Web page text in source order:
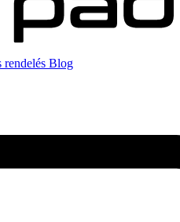
rendelés Blog